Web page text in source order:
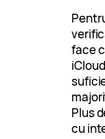
face
Plus
cu